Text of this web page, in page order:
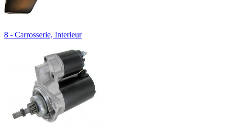
8 - Carrosserie, Interieur